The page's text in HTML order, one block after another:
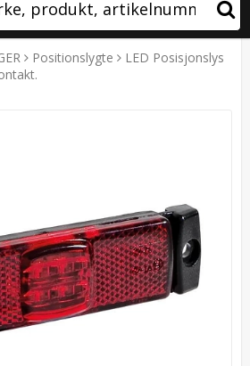
Positionslygte
LED Posisjonslys